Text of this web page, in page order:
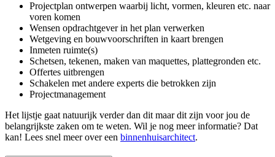
Projectplan ontwerpen waarbij licht, vormen, kleuren etc. naar
voren komen
Wensen opdrachtgever in het plan verwerken
Wetgeving en bouwvoorschriften in kaart brengen
Inmeten ruimte(s)
Schetsen, tekenen, maken van maquettes, plattegronden etc.
Offertes uitbrengen
Schakelen met andere experts die betrokken zijn
Projectmanagement
Het lijstje gaat natuurijk verder dan dit maar dit zijn voor jou de
belangrijkste zaken om te weten. Wil je nog meer informatie? Dat
kan! Lees snel meer over een binnenhuisarchitect.